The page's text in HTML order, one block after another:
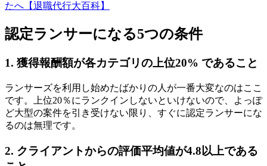
たへ【退職代行大百科】
認定ランサーになる5つの条件
1. 獲得報酬額が各カテゴリの上位20% であること
ランサーズを利用し始めたばかりの人が一番大変なのはここ
です。上位20％にランクインしないといけないので、よっぽ
ど大型の案件を引き受けない限り、すぐに認定ランサーにな
るのは無理です。
2. クライアントからの評価平均値が4.8以上である